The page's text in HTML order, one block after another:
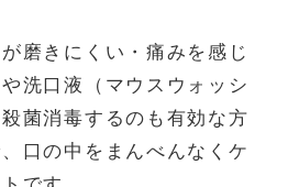
磨きにくい・痛みを感じ
洗口液（マウスウォッシ
菌消毒するのも有効な方
口の中をまんべんなくケ